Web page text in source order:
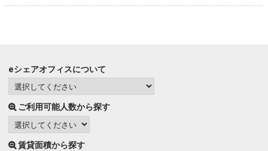
eシェアオフィスについて
ご利用可能人数から探す
賃貸面積から探す